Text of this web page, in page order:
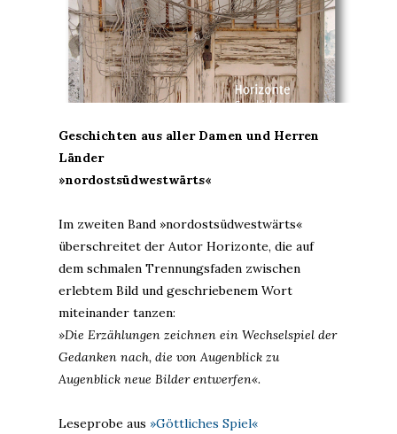
Geschichten aus aller Damen und Herren
Länder
»nordostsüdwestwärts«
Im zweiten Band »nordostsüdwestwärts«
überschreitet der Autor Horizonte, die auf
dem schmalen Trennungsfaden zwischen
erlebtem Bild und geschriebenem Wort
miteinander tanzen:
»Die Erzählungen zeichnen ein Wechselspiel der
Gedanken nach, die von Augenblick zu
Augenblick neue Bilder entwerfen«.
Leseprobe aus »Göttliches Spiel«